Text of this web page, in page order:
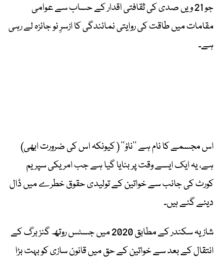
جو 21 ویں صدی کی ثقافتی اقدار کے حساب سے عوامی
مقامات میں طاقت کی روایتی نمائندگی کا ازسرِ نو جائزہ لے رہی
ہے۔
اس مجسمے کا نام ہے ’’ناؤ‘‘ ( کیونکہ اس کی ضرورت ابھی)
ہے، یہ ایک ایسے وقت پر بنایا گیا ہے جب امریکی سپریم
کورٹ کی جانب سے خواتین کے تولیدی حقوق خطرے میں ڈال
دیئے گئے ہیں۔
شازیہ سکندر کے مطابق 2020 میں جسٹس روتھ گنز برگ کے
انتقال کے بعد سے خواتین کے حق میں قانون سازی کو بہت بڑا